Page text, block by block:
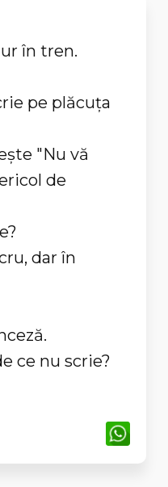
în tren.
pe plăcuţa
"Nu vă
de
dar în
ce nu scrie?